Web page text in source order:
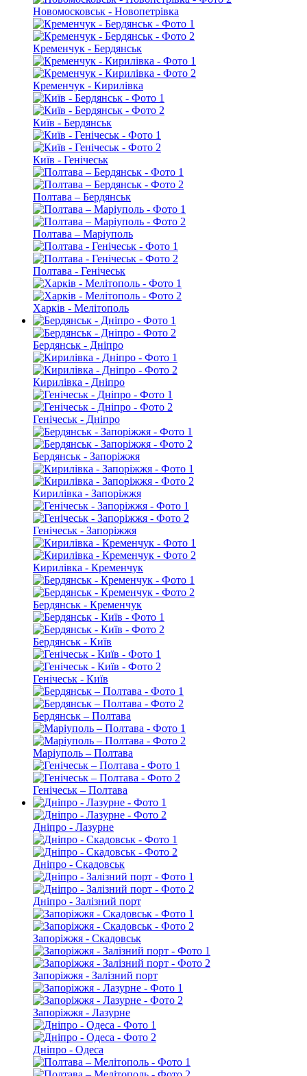
Новомосковськ - Новопетрівка
Кременчук - Бердянськ
Кременчук - Кирилівка
Київ - Бердянськ
Київ - Генічеськ
Полтава – Бердянськ
Полтава – Маріуполь
Полтава - Генічеськ
Харків - Мелітополь
Бердянськ - Дніпро
Кирилівка - Дніпро
Генічеськ - Дніпро
Бердянськ - Запоріжжя
Кирилівка - Запоріжжя
Генічеськ - Запоріжжя
Кирилівка - Кременчук
Бердянськ - Кременчук
Бердянськ - Київ
Генічеськ - Київ
Бердянськ – Полтава
Маріуполь – Полтава
Генічеськ – Полтава
Дніпро - Лазурне
Дніпро - Скадовськ
Дніпро - Залізний порт
Запоріжжя - Скадовськ
Запоріжжя - Залізний порт
Запоріжжя - Лазурне
Дніпро - Одеса